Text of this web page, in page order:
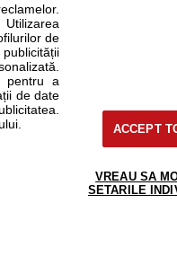
consultul medical direct si
fie unul dintre medicii pe care
support@sfatulmedicului.ro
0374 109 268
de
pentru a
de date
ACCEPT
VREAU SA
SETARILE